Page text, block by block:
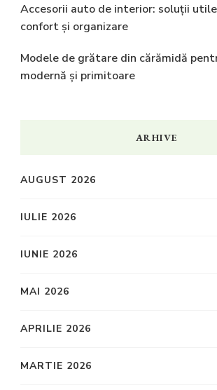
Accesorii auto de interior: soluții
confort și organizare
Modele de grătare din cărămidă
modernă și primitoare
ARHIVE
AUGUST 2026
IULIE 2026
IUNIE 2026
MAI 2026
APRILIE 2026
MARTIE 2026